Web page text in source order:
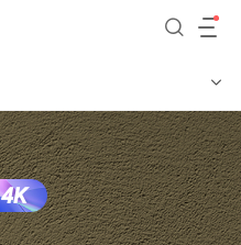
4K